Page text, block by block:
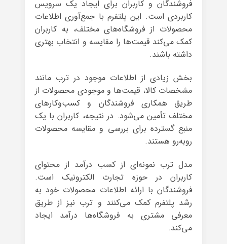
فروشندگان و کاربران برای ایجاد یک سرویس
کاربردی است. این پلتفرم با جمع‌آوری اطلاعات
محصولات از فروشگاه‌های مختلف، به کاربران
کمک می‌کند قیمت‌ها را مقایسه و انتخاب بهتری
داشته باشند.
بخش زیادی از اطلاعات موجود در ترب مانند
مشخصات کالا، قیمت‌ها و موجودی محصولات از
طریق همکاری فروشندگان و کسب‌وکارهای
مختلف تأمین می‌شود. در نتیجه، کاربران با یک
منبع گسترده برای بررسی و مقایسه محصولات
روبه‌رو هستند.
مدل ترب نمونه‌ای از کسب درآمد از محتوای
کاربران در حوزه تجارت الکترونیک است.
فروشندگان با ارائه اطلاعات محصولات خود به
رشد پلتفرم کمک می‌کنند و ترب نیز از طریق
معرفی مشتری به فروشگاه‌ها درآمد ایجاد
می‌کند.